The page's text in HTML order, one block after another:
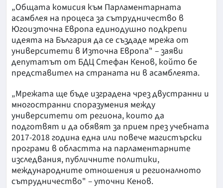
„Общата комисия към Парламентарната
асамблея на процеса за сътрудничество в
Югоизточна Европа единодушно подкрепи
идеята на България да се създаде мрежа от
университети в Източна Европа" – заяви
депутатът от БДЦ Стефан Кенов, който бе
представител на страната ни в асамблеята.
„Мрежата ще бъде изградена чрез двустранни и
многостранни споразумения между
университети от региона, които да
подготвят и да обявят за прием през учебната
2017-2018 година една или повече магистърски
програми в областта на парламентарните
изследвания, публичните политики,
международните отношения и регионалното
сътрудничество" – уточни Кенов.